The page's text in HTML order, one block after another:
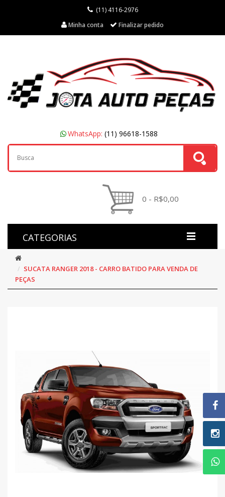
(11) 4116-2976
Minha conta
Finalizar pedido
WhatsApp: (11) 96618-1588
0 - R$0,00
CATEGORIAS
SUCATA RANGER 2018 - CARRO BATIDO PARA VENDA DE
PEÇAS